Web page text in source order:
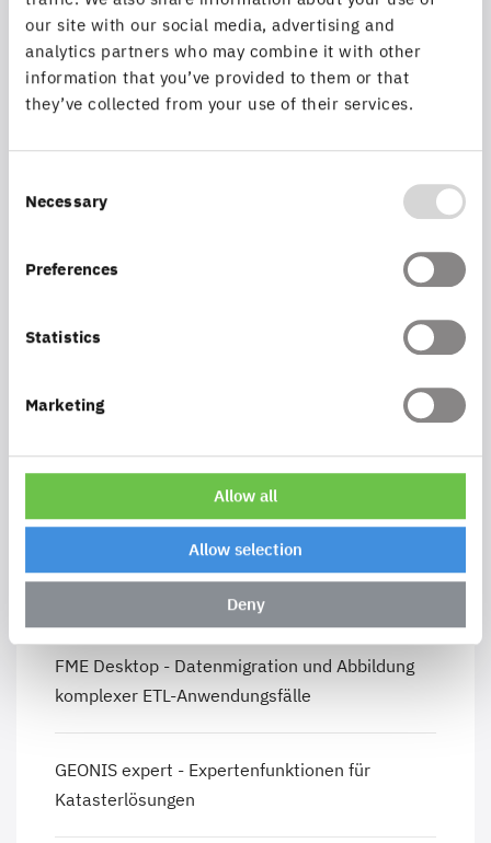
our site with our social media, advertising and
analytics partners who may combine it with other
information that you’ve provided to them or that
they’ve collected from your use of their services.
Selection
Necessary
Preferences
Statistics
Marketing
Allow all
Allow selection
Deny
Verkehrssicherung erfolgten mit map.apps.
Darüber hinaus wurde die Lösung so
konzipiert, dass eine optimale, personalisierte
und datenschutzrechtlich einwandfreie
Nutzung der Anwendungen sichergestellt ist.
Mitarbeiter konnten fachliche Aspekte
einfließen.
Basiert auf
ArcGIS for Desktop - Basis-GIS-Funktionen
ArcGIS for Server - Bereitstellung von
FME Desktop - Datenmigration und Abbildung
komplexer ETL-Anwendungsfälle
GEONIS expert - Expertenfunktionen für
Katasterlösungen